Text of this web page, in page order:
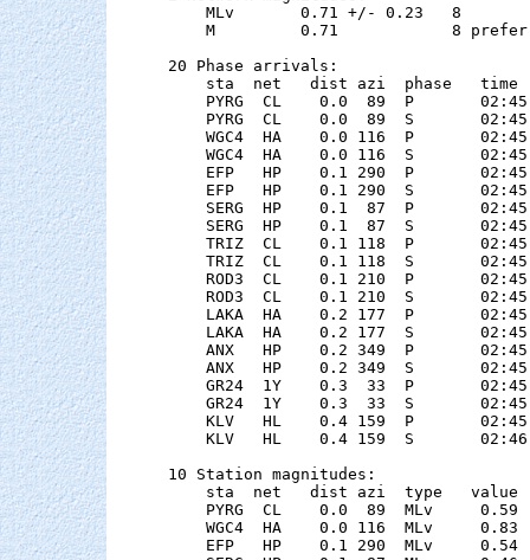
MLv       0.71 +/- 0.23
M         0.71            8
20 Phase arrivals:
sta  net   dist azi  phase   time
PYRG  CL    0.0  89  P
PYRG  CL    0.0  89  S
WGC4  HA    0.0 116  P
WGC4  HA    0.0 116  S
EFP   HP    0.1 290  P
EFP   HP    0.1 290  S
SERG  HP    0.1  87  P
SERG  HP    0.1  87  S
TRIZ  CL    0.1 118  P
TRIZ  CL    0.1 118  S
ROD3  CL    0.1 210  P
ROD3  CL    0.1 210  S
LAKA  HA    0.2 177  P
LAKA  HA    0.2 177  S
ANX   HP    0.2 349  P
ANX   HP    0.2 349  S
GR24  1Y    0.3  33  P
GR24  1Y    0.3  33  S
KLV   HL    0.4 159  P
KLV   HL    0.4 159  S
10 Station magnitudes:
sta  net   dist azi  type   value
PYRG  CL    0.0  89  MLv
WGC4  HA    0.0 116  MLv
EFP   HP    0.1 290  MLv